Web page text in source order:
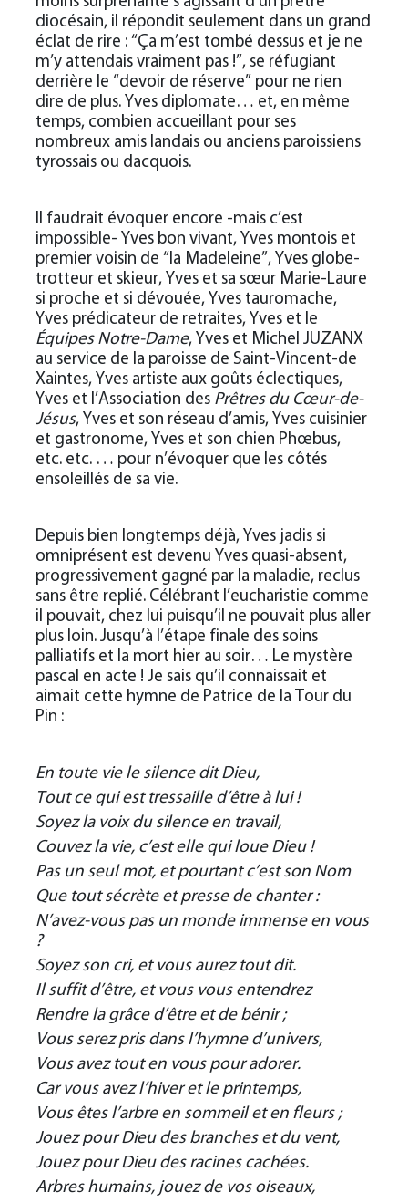
diocésain, il répondit seulement dans un grand
éclat de rire : “Ça m’est tombé dessus et je ne
m’y attendais vraiment pas !”, se réfugiant
derrière le “devoir de réserve” pour ne rien
dire de plus. Yves diplomate… et, en même
temps, combien accueillant pour ses
nombreux amis landais ou anciens paroissiens
tyrossais ou dacquois.
Il faudrait évoquer encore -mais c’est
impossible- Yves bon vivant, Yves montois et
premier voisin de “la Madeleine”, Yves globe-
trotteur et skieur, Yves et sa sœur Marie-Laure
si proche et si dévouée, Yves tauromache,
Yves prédicateur de retraites, Yves et le
Équipes Notre-Dame, Yves et Michel JUZANX
au service de la paroisse de Saint-Vincent-de
Xaintes, Yves artiste aux goûts éclectiques,
Yves et l’Association des Prêtres du Cœur-de-
Jésus, Yves et son réseau d’amis, Yves cuisinier
et gastronome, Yves et son chien Phœbus,
etc. etc. … pour n’évoquer que les côtés
ensoleillés de sa vie.
Depuis bien longtemps déjà, Yves jadis si
omniprésent est devenu Yves quasi-absent,
progressivement gagné par la maladie, reclus
sans être replié. Célébrant l’eucharistie comme
il pouvait, chez lui puisqu’il ne pouvait plus aller
plus loin. Jusqu’à l’étape finale des soins
palliatifs et la mort hier au soir… Le mystère
pascal en acte ! Je sais qu’il connaissait et
aimait cette hymne de Patrice de la Tour du
Pin :
En toute vie le silence dit Dieu,
Tout ce qui est tressaille d’être à lui !
Soyez la voix du silence en travail,
Couvez la vie, c’est elle qui loue Dieu !
Pas un seul mot, et pourtant c’est son Nom
Que tout sécrète et presse de chanter :
N’avez-vous pas un monde immense en vous
?
Soyez son cri, et vous aurez tout dit.
Il suffit d’être, et vous vous entendrez
Rendre la grâce d’être et de bénir ;
Vous serez pris dans l’hymne d’univers,
Vous avez tout en vous pour adorer.
Car vous avez l’hiver et le printemps,
Vous êtes l’arbre en sommeil et en fleurs ;
Jouez pour Dieu des branches et du vent,
Jouez pour Dieu des racines cachées.
Arbres humains, jouez de vos oiseaux,